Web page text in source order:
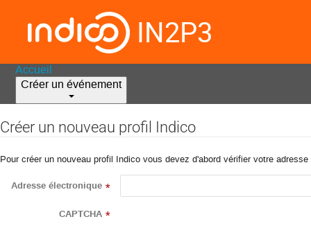
IN2P3
Accueil
Créer un événement
Créer un nouveau profil Indico
Pour créer un nouveau profil Indico vous devez d'abord vérifier votre
Adresse électronique *
CAPTCHA *